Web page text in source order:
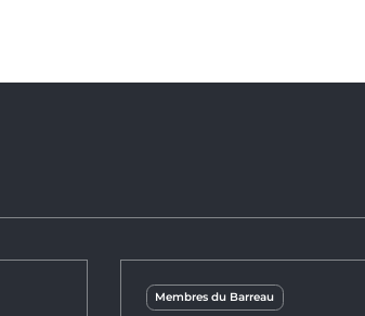
Membres du Barreau